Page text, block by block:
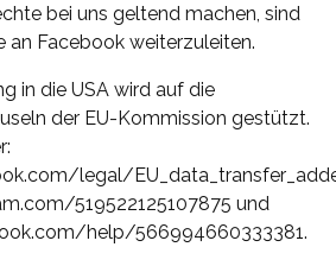
bei uns geltend machen, sind
an Facebook weiterzuleiten.
in die USA wird auf die
der EU-Kommission gestützt.
legal/
519522125107875 und
help/566994660333381.